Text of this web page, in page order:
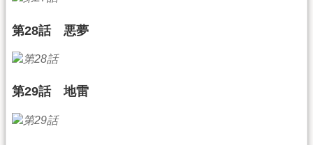
第28話 悪夢
第29話 地雷